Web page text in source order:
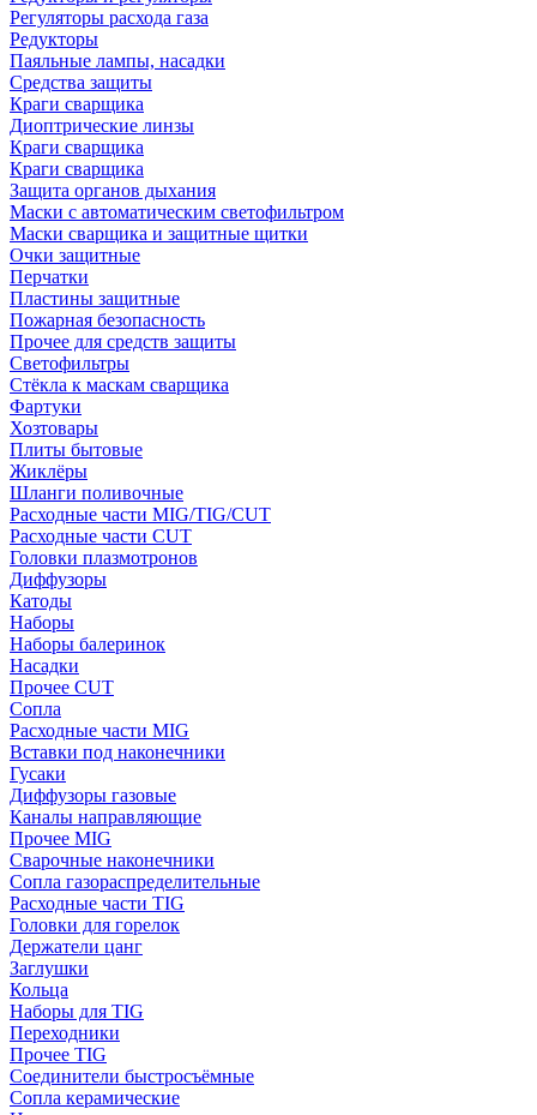
Регуляторы расхода газа
Редукторы
Паяльные лампы, насадки
Средства защиты
Краги сварщика
Диоптрические линзы
Краги сварщика
Краги сварщика
Защита органов дыхания
Маски с автоматическим светофильтром
Маски сварщика и защитные щитки
Очки защитные
Перчатки
Пластины защитные
Пожарная безопасность
Прочее для средств защиты
Светофильтры
Стёкла к маскам сварщика
Фартуки
Хозтовары
Плиты бытовые
Жиклёры
Шланги поливочные
Расходные части MIG/TIG/CUT
Расходные части CUT
Головки плазмотронов
Диффузоры
Катоды
Наборы
Наборы балеринок
Насадки
Прочее CUT
Сопла
Расходные части MIG
Вставки под наконечники
Гусаки
Диффузоры газовые
Каналы направляющие
Прочее MIG
Сварочные наконечники
Сопла газораспределительные
Расходные части TIG
Головки для горелок
Держатели цанг
Заглушки
Кольца
Наборы для TIG
Переходники
Прочее TIG
Соединители быстросъёмные
Сопла керамические